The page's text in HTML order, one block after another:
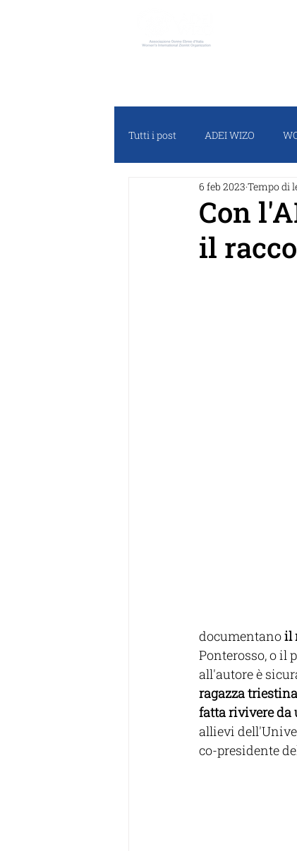
Tutti i post ADEI WIZO
RASSEGNA STAMPA
Con
il
6 feb 2023 Tempo di
documentano il
Ponterosso, o il
all'autore è
ragazza
fatta rivivere da
allievi
co-presidente